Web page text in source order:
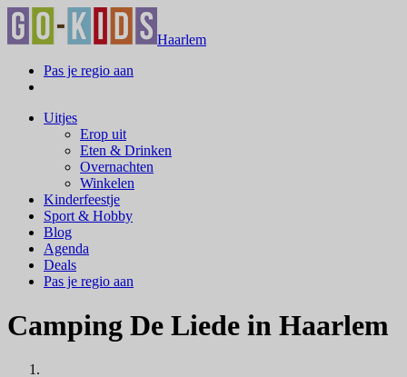
Haarlem
Pas je regio aan
Uitjes
Erop uit
Eten & Drinken
Overnachten
Winkelen
Kinderfeestje
Sport & Hobby
Blog
Agenda
Deals
Pas je regio aan
Camping De Liede in Haarlem